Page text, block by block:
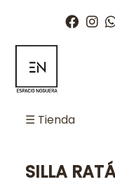
☰ Tienda
SILLA